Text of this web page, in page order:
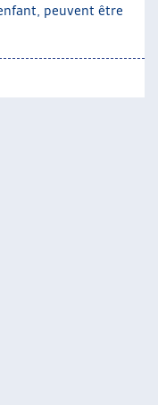
peuvent être